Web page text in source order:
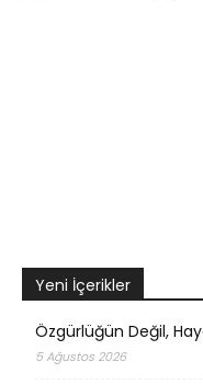
Yeni İçerikler
Özgürlüğün Değil,
5 Ağustos 2026